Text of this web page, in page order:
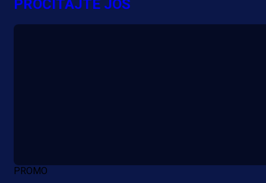
PROČITAJTE JOŠ
PROMO